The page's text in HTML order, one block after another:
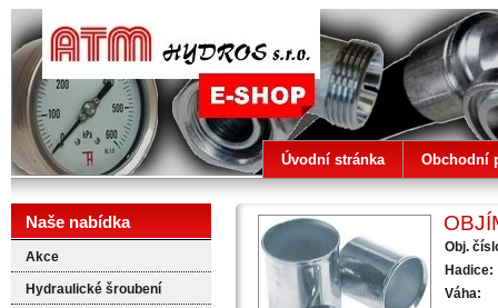
Obchodní
Úvodní stránka
Naše nabídka
Akce
Hydraulické šroubení
Obj.
Hadice:
Váha: